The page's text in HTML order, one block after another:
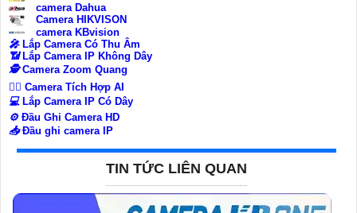
camera Dahua
Camera HIKVISON
camera KBvision
️🎤️ Lắp Camera Có Thu Âm
📶 Lắp Camera IP Không Dây
🕵️Camera Zoom Quang
🧛‍♀️ Camera Tích Hợp AI
💻Lắp Camera IP Có Dây
⚙️Đầu Ghi Camera HD
📥Đầu ghi camera IP
TIN TỨC LIÊN QUAN